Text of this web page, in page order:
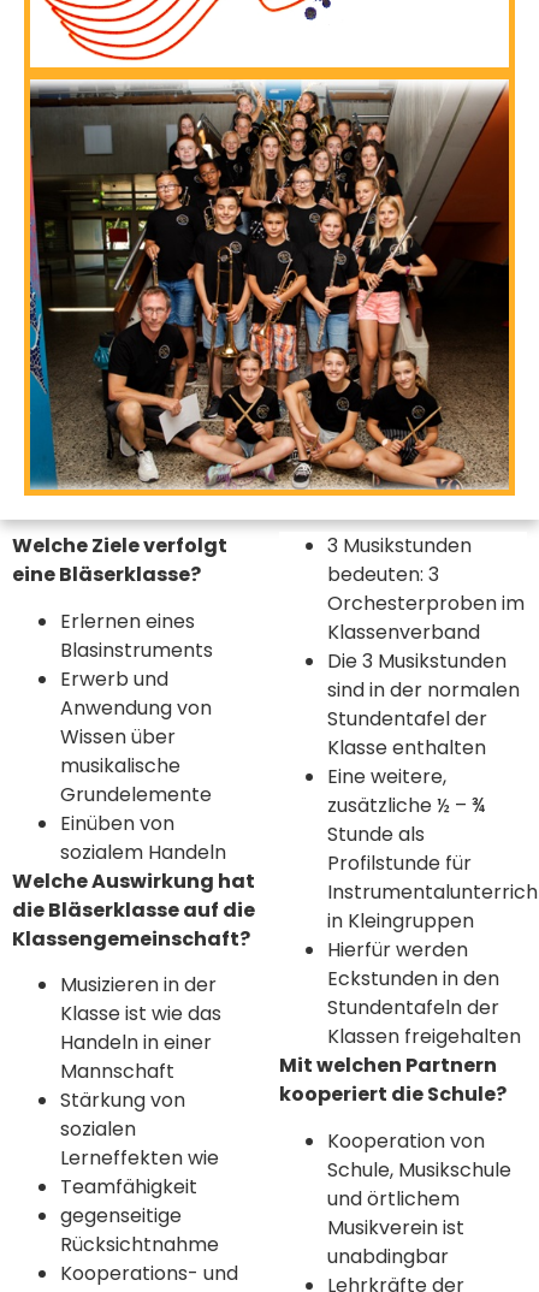
Welche Ziele verfolgt
eine Bläserklasse?
Erlernen eines
Blasinstruments
Erwerb und
Anwendung von
Wissen über
musikalische
Grundelemente
Einüben von
sozialem Handeln
Welche Auswirkung hat
die Bläserklasse auf die
Klassengemeinschaft?
Musizieren in der
Klasse ist wie das
Handeln in einer
Mannschaft
Stärkung von
sozialen
Lerneffekten wie
Teamfähigkeit
gegenseitige
Rücksichtnahme
Kooperations- und
3 Musikstunden
bedeuten: 3
Orchesterproben im
Klassenverband
Die 3 Musikstunden
sind in der normalen
Stundentafel der
Klasse enthalten
Eine weitere,
zusätzliche ½ – ¾
Stunde als
Profilstunde für
in Kleingruppen
Hierfür werden
Eckstunden in den
Stundentafeln der
Klassen freigehalten
Mit welchen Partnern
kooperiert die Schule?
Kooperation von
Schule, Musikschule
und örtlichem
Musikverein ist
unabdingbar
Lehrkräfte der